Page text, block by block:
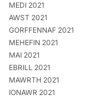
MEDI 2021
AWST 2021
GORFFENNAF 2021
MEHEFIN 2021
MAI 2021
EBRILL 2021
MAWRTH 2021
IONAWR 2021